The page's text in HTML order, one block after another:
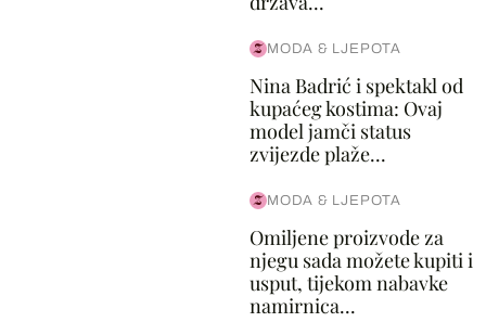
MODA & LJEPOTA
Nina Badrić i spektakl od
kupaćeg kostima: Ovaj
model jamči status
zvijezde plaže...
MODA & LJEPOTA
Omiljene proizvode za
njegu sada možete kupiti i
usput, tijekom nabavke
namirnica...